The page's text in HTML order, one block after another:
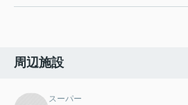
周辺施設
スーパー